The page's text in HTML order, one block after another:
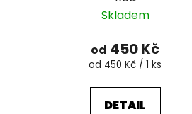
Skladem
od 450 Kč
Měrná
od 450 Kč / 1 ks
DETAIL